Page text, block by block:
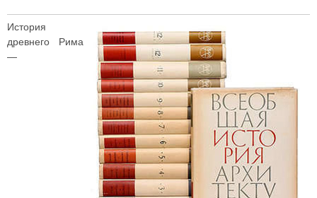
История
древнего Рима
—